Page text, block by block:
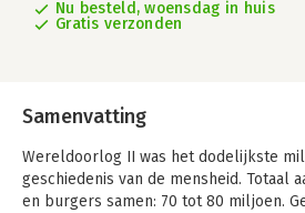
Nu besteld, woensdag in huis
Gratis verzonden
Samenvatting
Wereldoorlog II was het dodelijkste
geschiedenis van de mensheid. Totaal
en burgers samen: 70 tot 80 miljoen.